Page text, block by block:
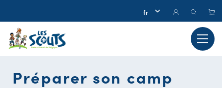
Préparer son camp